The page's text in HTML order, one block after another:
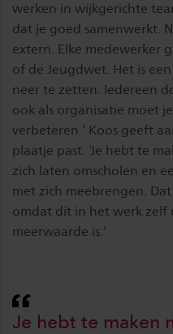
werken in wijkgerichte
dat je goed samenwerkt.
extern. Elke medewerker
of de Jeugdwet. Het is
neer te zetten. Iedereen
ook als organisatie moet
verbeteren.’ Koos geeft
plaatje past. ‘Je hebt te
zich laten omscholen en
met zich meebrengen.
omdat dit in het werk zelf
meerwaarde is.’
Je hebt te maken